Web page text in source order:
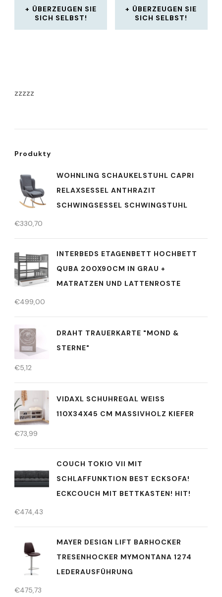
ÜBERZEUGEN SIE
SICH SELBST!
ÜBERZEUGEN SIE
SICH SELBST!
zzzzz
Produkty
WOHNLING SCHAUKELSTUHL CAPRI
RELAXSESSEL ANTHRAZIT
SCHWINGSESSEL SCHWINGSTUHL
€330,70
INTERBEDS ETAGENBETT HOCHBETT
QUBA 200X90CM IN GRAU +
MATRATZEN UND LATTENROSTE
€499,00
DRAHT TRAUERKARTE "MOND &
STERNE"
€5,12
VIDAXL SCHUHREGAL WEISS 1
10X34X45 CM MASSIVHOLZ KIEFER
€73,99
COUCH TOKIO VII MIT
SCHLAFFUNKTION BEST ECKSOFA!
ECKCOUCH MIT BETTKASTEN! HIT!
€474,43
MAYER DESIGN LIFT BARHOCKER
TRESENHOCKER MYMONTANA 1274
LEDERAUSFÜHRUNG
€475,73